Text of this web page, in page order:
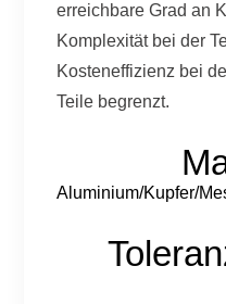
erreichbare Grad an
Komplexität bei der
Kosteneffizienz bei
Teile begrenzt.
Aluminium/Kupfer/